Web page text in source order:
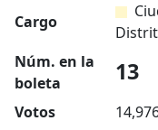
Cargo
Núm. en la
boleta
13
Votos